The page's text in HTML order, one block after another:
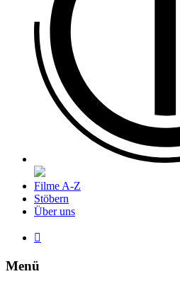
Filme A-Z
Stöbern
Über uns

Menü